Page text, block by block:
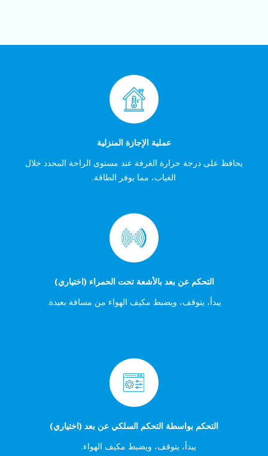
عملية الإجازة المنزلية
يحافظ على درجة حرارة الغرفة عند مستوى الراحة المحدد خلال
الغياب، مما يوفر الطاقة.
التحكم عن بعد بالأشعة تحت الحمراء (اختياري)
يبدأ، يتوقف، ويضبط مكيف الهواء من مسافة بعيدة.
التحكم بواسطة التحكم السلكي عن بعد (اختياري)
يبدأ، يتوقف، ويضبط مكيف الهواء.